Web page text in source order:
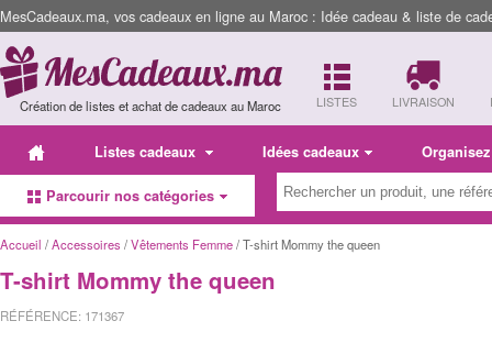
MesCadeaux.ma, vos cadeaux en ligne au Maroc : Idée cadeau & liste de
Création de listes et achat de cadeaux au Maroc LISTES LIVRAISON
Listes cadeaux Idées cadeaux
Parcourir nos catégories
Accueil /Accessoires /Vêtements Femme/ T-shirt Mommy the queen
T-shirt Mommy the queen
RÉFÉRENCE: 171367